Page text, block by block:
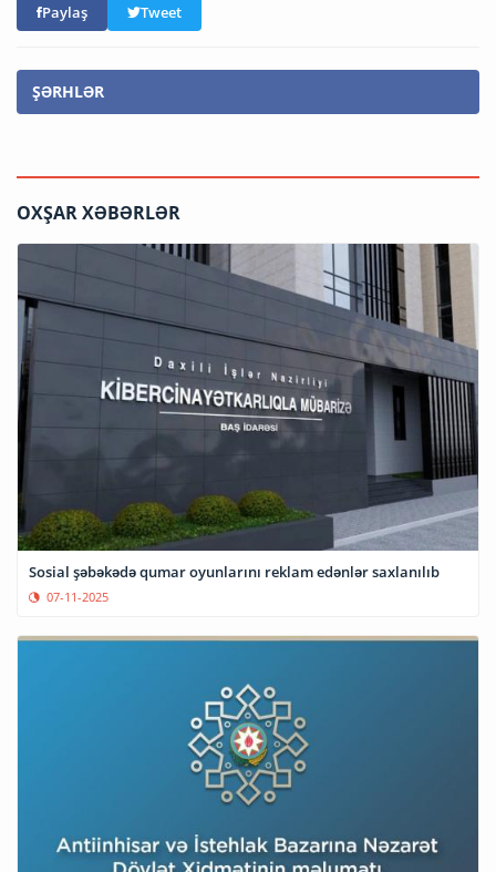
Paylaş Tweet
ŞƏRHLƏR
OXŞAR XƏBƏRLƏR
Sosial şəbəkədə qumar oyunlarını reklam edənlər saxlanılıb
07-11-2025